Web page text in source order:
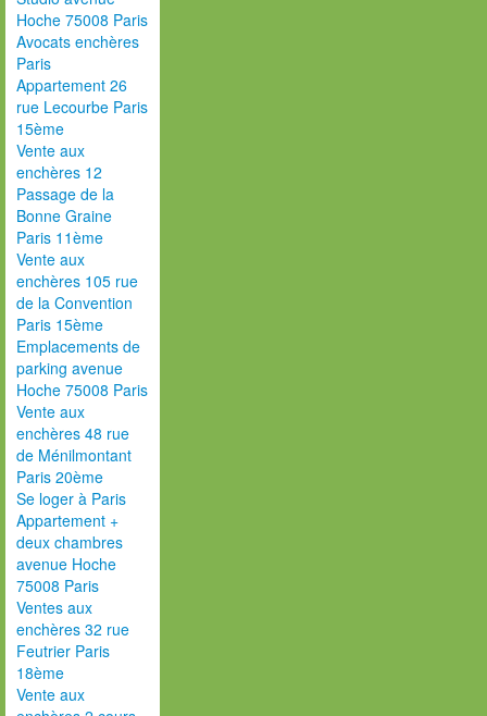
Hoche 75008 Paris
Avocats enchères
Paris
Appartement 26
rue Lecourbe Paris
15ème
Vente aux
enchères 12
Passage de la
Bonne Graine
Paris 11ème
Vente aux
enchères 105 rue
de la Convention
Paris 15ème
Emplacements de
parking avenue
Hoche 75008 Paris
Vente aux
enchères 48 rue
de Ménilmontant
Paris 20ème
Se loger à Paris
Appartement +
deux chambres
avenue Hoche
75008 Paris
Ventes aux
enchères 32 rue
Feutrier Paris
18ème
Vente aux